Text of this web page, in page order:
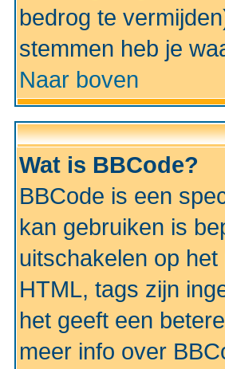
bedrog te
stemmen heb je
Naar boven
Wat is BBCode?
BBCode is een
kan gebruiken is
uitschakelen op
HTML, tags zijn
het geeft een
meer info over